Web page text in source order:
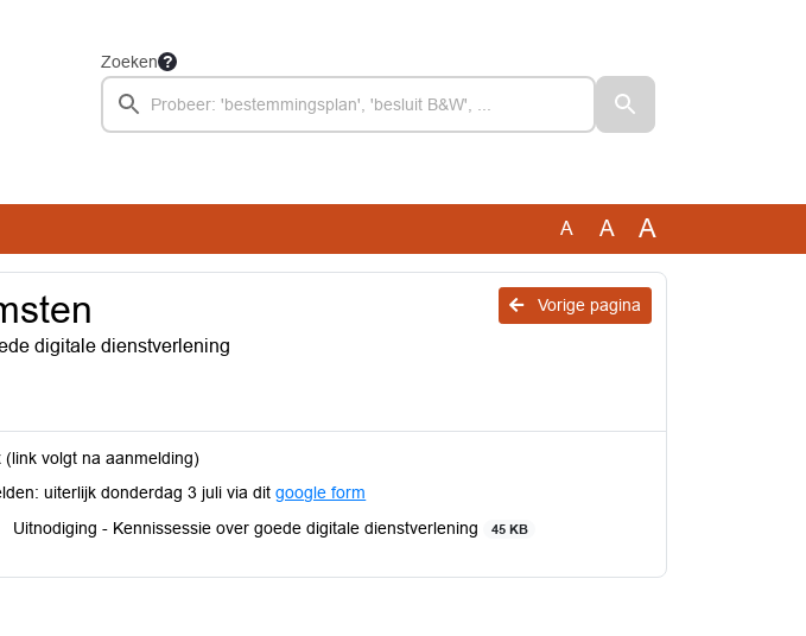
Zoeken
A A A
Vorige pagina
digitale dienstverlening
(link volgt na aanmelding)
uiterlijk donderdag 3 juli via ditgoogle form
Uitnodiging - Kennissessie over goede digitale dienstverlening 45 KB